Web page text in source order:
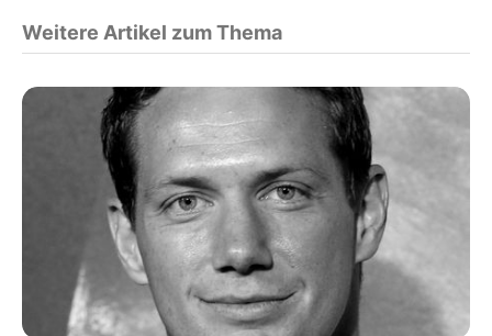
Weitere Artikel zum Thema